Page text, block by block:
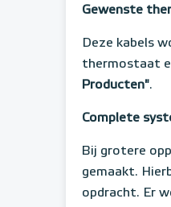
Gewenste
Deze kabels
thermostaat
Producten".
Complete
Bij grotere
gemaakt.
opdracht. Er